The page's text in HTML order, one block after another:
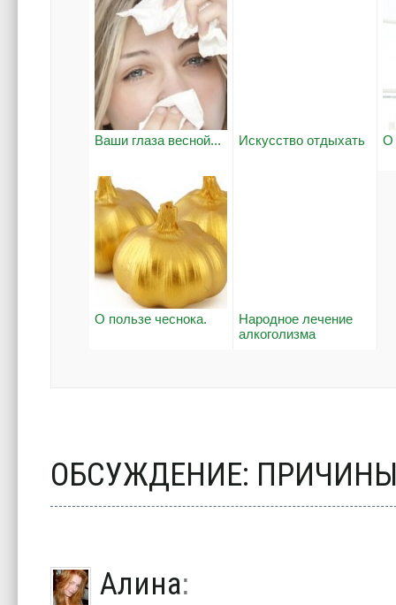
Ваши глаза весной... Искусство отдыхать О
О пользе чеснока.
Народное лечение
алкоголизма
ОБСУЖДЕНИЕ:
Алина: